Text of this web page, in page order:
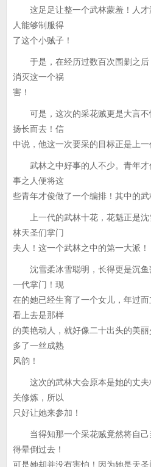
这足足让整一个武林蒙羞！人才
人能够制服得
了这个小贼子！
于是，在经历过数百次围剿之后
消灭这一个祸
害！
可是，这次的采花贼更是大言不
扬长而去！信
中说，他这一次要采的目标正是上一
武林之中好事的人不少。青年才
事之人便将这
些青年才俊做了一个编排！其中的武
上一代的武林十花，花魁正是沈
林天圣们掌门
夫人！这一个武林之中的第一大派！
沈雪柔冰雪聪明，长得更是沉鱼
一代掌门！现
在的她已经生育了一个女儿，年过
看上去是那样
的美艳动人，就好像二十出头的美
多了一丝成熟
风韵！
这次的武林大会原本是她的丈夫
关修炼，所以
只好让她来参加！
当得知那一个采花贼竟然将自己
得晕倒过去！
可是她却并没有害怕！因为她是天